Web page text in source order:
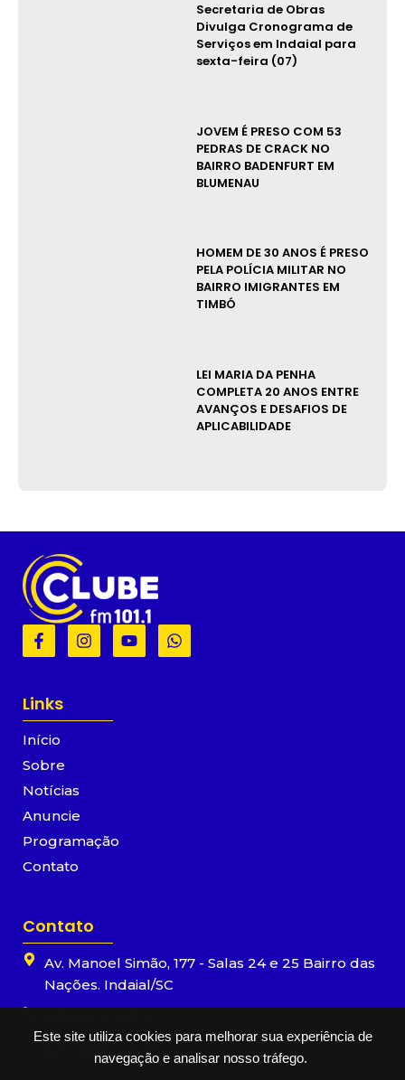
Este site utiliza cookies para melhorar sua experiência de
navegação e analisar nosso tráfego.
Secretaria de Obras
Divulga Cronograma de
Serviços em Indaial para
sexta-feira (07)
JOVEM É PRESO COM 53
PEDRAS DE CRACK NO
BAIRRO BADENFURT EM
BLUMENAU
HOMEM DE 30 ANOS É PRESO
PELA POLÍCIA MILITAR NO
BAIRRO IMIGRANTES EM
TIMBÓ
LEI MARIA DA PENHA
COMPLETA 20 ANOS ENTRE
AVANÇOS E DESAFIOS DE
APLICABILIDADE
F
a
b
o
k
-
I
n
Y
o
W
h
Links
Início
Sobre
Notícias
Anuncie
Programação
Contato
Contato
Av. Manoel Simão, 177 - Salas 24 e 25 Bairro das
Nações. Indaial/SC
(47) 98866-9955